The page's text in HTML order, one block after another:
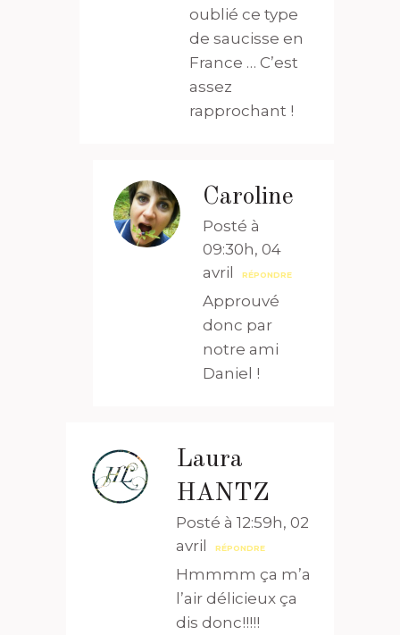
oublié ce type
de saucisse en
France … C’est
assez
rapprochant !
Caroline
Posté à
09:30h, 04
avril
RÉPONDRE
Approuvé
donc par
notre ami
Daniel !
Laura
HANTZ
Posté à 12:59h, 02
avril
RÉPONDRE
Hmmmm ça m’a
l’air délicieux ça
dis donc!!!!!